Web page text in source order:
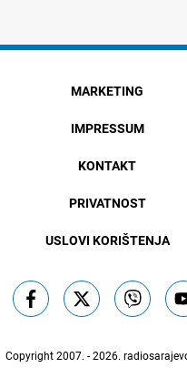
MARKETING
IMPRESSUM
KONTAKT
PRIVATNOST
USLOVI KORIŠTENJA
Copyright 2007. - 2026.